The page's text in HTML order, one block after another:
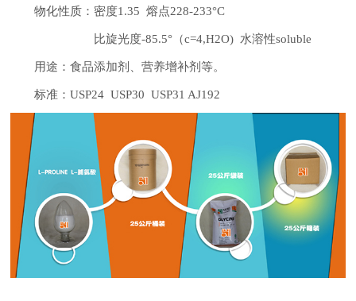
物化性质：密度1.35 熔点228-233°C
比旋光度-85.5°（c=4,H2O) 水溶性soluble
用途：食品添加剂、营养增补剂等。
标准：USP24 USP30 USP31 AJ192